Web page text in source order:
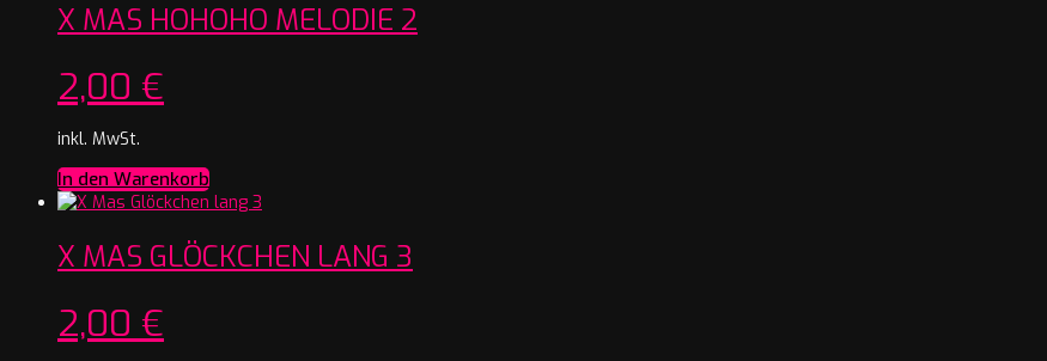
X MAS HOHOHO MELODIE 2
2,00 €
inkl. MwSt.
In den Warenkorb
X MAS GLÖCKCHEN LANG 3
2,00 €